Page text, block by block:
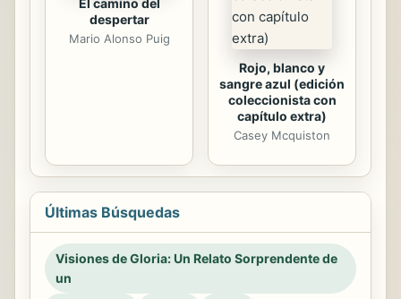
despertar
Mario Alonso Puig
Rojo, blanco y
sangre azul (edición
coleccionista con
capítulo extra)
Casey Mcquiston
Últimas Búsquedas
Visiones de Gloria: Un Relato Sorprendente de
un